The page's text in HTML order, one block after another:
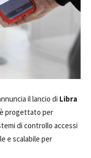
il lancio di Libra
progettato per
di controllo accessi
e scalabile per